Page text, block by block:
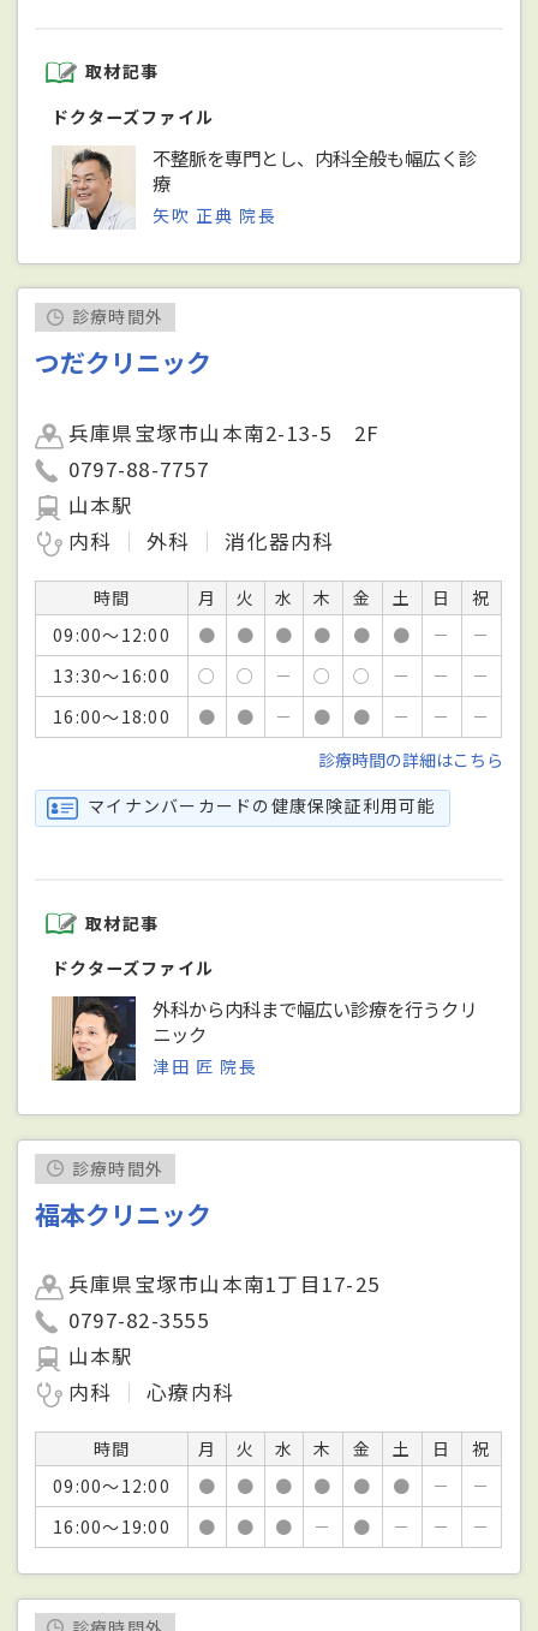
取材記事
ドクターズファイル
不整脈を専門とし、内科全般も幅広く診
療
矢吹 正典 院長
診療時間外
つだクリニック
兵庫県宝塚市山本南2-13-5 2F
0797-88-7757
山本駅
内科
外科 消化器内科
時間 月 火 水 木 金 土 日
祝
09:00～12:00
● ● ● ● ● ● －
－
13:30～16:00
○ ○ － ○ ○ － －
－
16:00～18:00
● ● － ● ● － －
－
診療時間の詳細はこちら
マイナンバーカードの健康保険証利用可能
取材記事
ドクターズファイル
外科から内科まで幅広い診療を行うクリ
ニック
津田 匠 院長
診療時間外
福本クリニック
兵庫県宝塚市山本南1丁目17-25
0797-82-3555
山本駅
内科
心療内科
時間 月 火 水 木 金 土 日
祝
09:00～12:00
● ● ● ● ● ● －
－
16:00～19:00
● ● ● － ● － － －